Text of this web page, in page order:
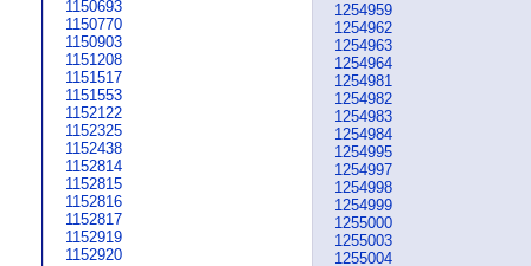
1150693
1150770
1150903
1151208
1151517
1151553
1152122
1152325
1152438
1152814
1152815
1152816
1152817
1152919
1152920
1254959
1254962
1254963
1254964
1254981
1254982
1254983
1254984
1254995
1254997
1254998
1254999
1255000
1255003
1255004